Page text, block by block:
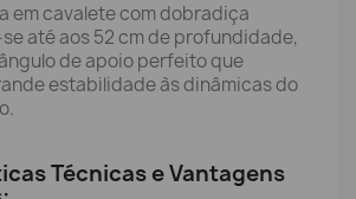
em cavalete com dobradiça
até aos 52 cm de profundidade,
de apoio perfeito que
estabilidade às dinâmicas do
Técnicas e Vantagens